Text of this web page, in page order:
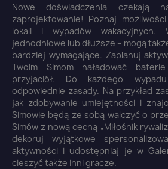
Nowe doświadczenia
zaprojektowanie! Poznaj
lokali i wypadów wakacyjnych.
jednodniowe lub dłuższe – mogą
bardziej wymagające. Zaplanuj
Twoim Simom naładować
przyjaciół. Do każdego
odpowiednie zasady. Na przykład
jak zdobywanie umiejętności i
Simowie będą ze sobą walczyć o
Simów z nową cechą „Miłośnik
dekoruj wyjątkowe
aktywności i udostępniaj je w
cieszyć także inni gracze.